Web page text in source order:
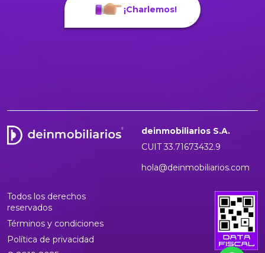
¡Charlemos!
deinmobiliarios S.A.
CUIT 33.71673432.9
hola@deinmobiliarios.com
Todos los derechos
reservados
Términos y condiciones
Política de privacidad